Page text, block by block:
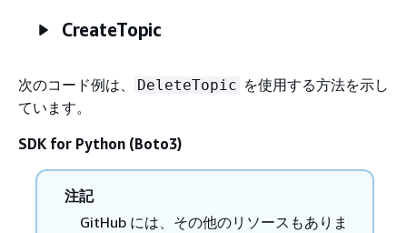
CreateTopic
次のコード例は、 DeleteTopic を使用する方法を示し
ています。
SDK for Python (Boto3)
注記
GitHub には、その他のリソースもありま